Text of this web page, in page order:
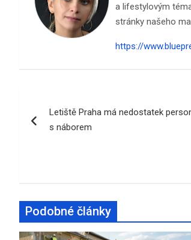
a lifestylovým
stránky našeho
https://
pro
Letiště Praha má nedostatek
s náborem
Podobné články